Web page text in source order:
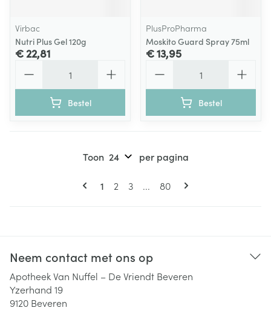
Virbac
Nutri Plus Gel 120g
€ 22,81
Bestel
PlusProPharma
Moskito Guard Spray 75ml
€ 13,95
Bestel
Pagina's
U lees momenteel pagina
1 Pagina
2 Pagina
3 ... Pagina
80
Toon per pagina
Neem contact met ons op
Apotheek Van Nuffel – De Vriendt Beveren
Yzerhand 19
9120 Beveren